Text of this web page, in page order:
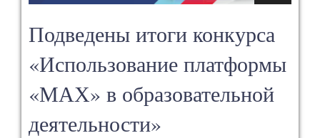
Подведены итоги конкурса
«Использование платформы
«МАХ» в образовательной
деятельности»